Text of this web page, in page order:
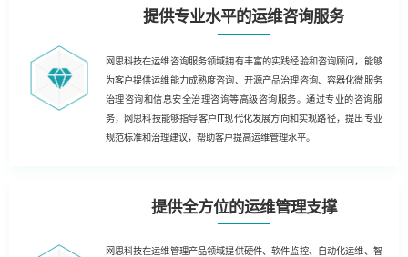
提供专业水平的运维咨询服务
网思科技在运维咨询服务领域拥有丰富的实践经验和咨询顾问，能够
为客户提供运维能力成熟度咨询、开源产品治理咨询、容器化微服务
治理咨询和信息安全治理咨询等高级咨询服务。通过专业的咨询服
务，网思科技能够指导客户IT现代化发展方向和实现路径，提出专业
规范标准和治理建议，帮助客户提高运维管理水平。
提供全方位的运维管理支撑
网思科技在运维管理产品领域提供硬件、软件监控、自动化运维、智